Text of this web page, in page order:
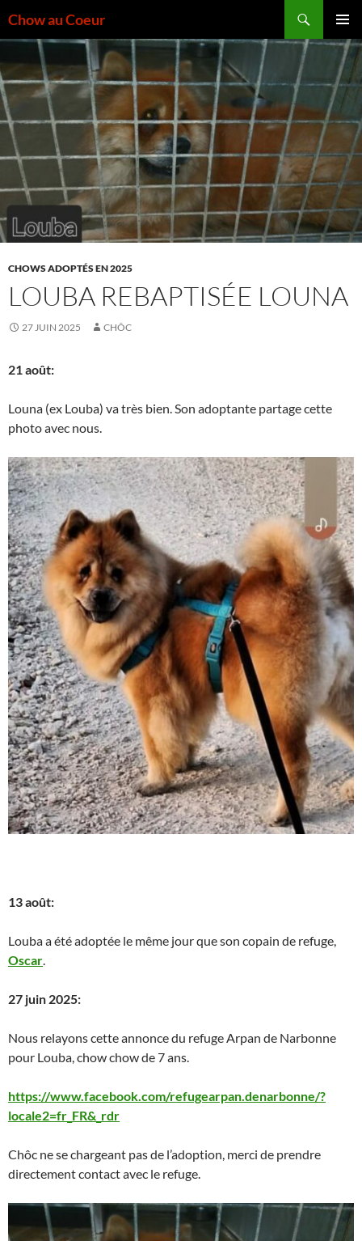
au
contenu
Chow au Coeur
MENU
CHOWS ADOPTÉS EN 2025
LOUBA REBAPTISÉE LOUNA
27 JUIN 2025 CHÔC
21 août:
Louna (ex Louba) va très bien. Son adoptante partage cette
photo avec nous.
13 août:
Louba a été adoptée le même jour que son copain de refuge,
Oscar.
27 juin 2025:
Nous relayons cette annonce du refuge Arpan de Narbonne
pour Louba, chow chow de 7 ans.
https://www.facebook.com/refugearpan.denarbonne/?
locale2=fr_FR&_rdr
Chôc ne se chargeant pas de l’adoption, merci de prendre
directement contact avec le refuge.